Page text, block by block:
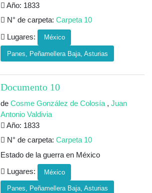
Año: 1833
N° de carpeta:Carpeta 10
Lugares:
México
Panes, Peñamellera Baja, Asturias
Documento 10
deCosme González de Colosía ,Juan
Antonio Valdivia
Año: 1833
N° de carpeta:Carpeta 10
Estado de la guerra en México
Lugares:
México
Panes, Peñamellera Baja, Asturias